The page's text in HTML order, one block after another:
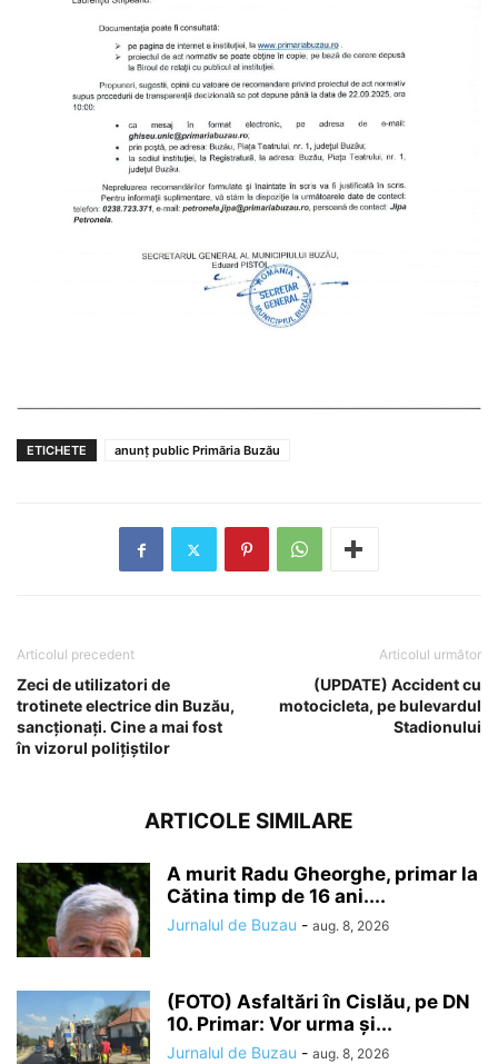
ETICHETE anunț public Primăria Buzău
Articolul precedent
Zeci de utilizatori de
trotinete electrice din Buzău,
sancționați. Cine a mai fost
în vizorul polițiștilor
Articolul următor
(UPDATE) Accident cu
motocicleta, pe bulevardul
Stadionului
ARTICOLE SIMILARE
A murit Radu Gheorghe, primar la
Cătina timp de 16 ani....
Jurnalul de Buzau - aug. 8, 2026
(FOTO) Asfaltări în Cislău, pe DN
10. Primar: Vor urma și...
Jurnalul de Buzau - aug. 8, 2026